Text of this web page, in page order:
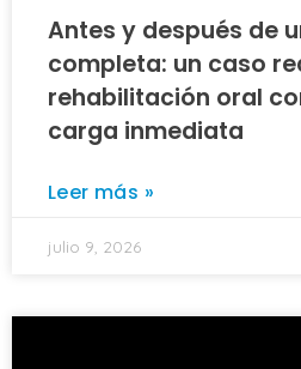
Antes y después de
completa: un caso
rehabilitación oral
carga inmediata
Leer más »
julio 9, 2026